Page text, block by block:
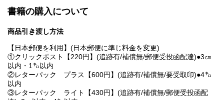
書籍の購入について
商品引き渡し方法
【日本郵便を利用】(日本郵便に準じ料金を変更)
①クリックポスト【220円】(追跡有/補償無/郵便受投函配達)●3㎝
以内・1㌔以内
②レターパック プラス【600円】(追跡有/補償無/要受取印)●4㌔
以内
③レターパック ライト【430円】(追跡有/補償無/郵便受投函配